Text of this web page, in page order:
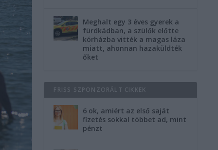
Meghalt egy 3 éves gyerek a
fürdkádban, a szülők előtte
kórházba vitték a magas láza
miatt, ahonnan hazaküldték
őket
FRISS SZPONZORÁLT CIKKEK
6 ok, amiért az első saját
fizetés sokkal többet ad, mint
pénzt